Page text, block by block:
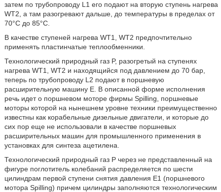
затем по трубопроводу L1 его подают на вторую ступень нагрева
WT2, а там разогревают дальше, до температуры в пределах от
70°C до 85°C.
В качестве ступеней нагрева WT1, WT2 предпочтительно
применять пластинчатые теплообменники.
Технологический природный газ P, разогретый на ступенях
нагрева WT1, WT2 и находящийся под давлением до 70 бар,
теперь по трубопроводу L2 подают в поршневую
расширительную машину E. В описанной форме исполнения
речь идет о поршневом моторе фирмы Spilling, поршневые
моторы которой на нынешнем уровне техники преимущественно
известны как корабельные дизельные двигатели, и которые до
сих пор еще не использовали в качестве поршневых
расширительных машин для промышленного применения в
установках для синтеза ацетилена.
Технологический природный газ P через не представленный на
фигуре поглотитель колебаний распределяется по шести
цилиндрам первой ступени снятия давления E1 (поршневого
мотора Spilling) причем цилиндры заполняются технологическим